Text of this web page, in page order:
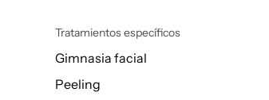
Tratamientos específicos
Gimnasia facial
Peeling